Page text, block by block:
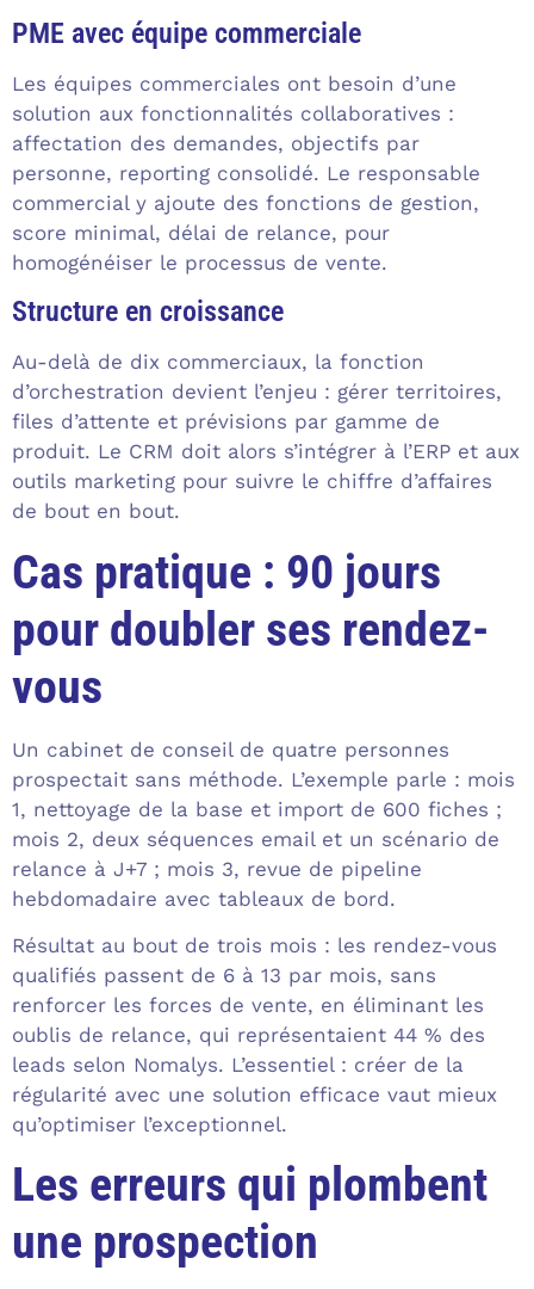
PME avec équipe commerciale
Les équipes commerciales ont besoin d’une
solution aux fonctionnalités collaboratives :
affectation des demandes, objectifs par
personne, reporting consolidé. Le responsable
commercial y ajoute des fonctions de gestion,
score minimal, délai de relance, pour
homogénéiser le processus de vente.
Structure en croissance
Au-delà de dix commerciaux, la fonction
d’orchestration devient l’enjeu : gérer territoires,
files d’attente et prévisions par gamme de
produit. Le CRM doit alors s’intégrer à l’ERP et aux
outils marketing pour suivre le chiffre d’affaires
de bout en bout.
Cas pratique : 90 jours
pour doubler ses rendez-
vous
Un cabinet de conseil de quatre personnes
prospectait sans méthode. L’exemple parle : mois
1, nettoyage de la base et import de 600 fiches ;
mois 2, deux séquences email et un scénario de
relance à J+7 ; mois 3, revue de pipeline
hebdomadaire avec tableaux de bord.
Résultat au bout de trois mois : les rendez-vous
qualifiés passent de 6 à 13 par mois, sans
renforcer les forces de vente, en éliminant les
oublis de relance, qui représentaient 44 % des
leads selon Nomalys. L’essentiel : créer de la
régularité avec une solution efficace vaut mieux
qu’optimiser l’exceptionnel.
Les erreurs qui plombent
une prospection